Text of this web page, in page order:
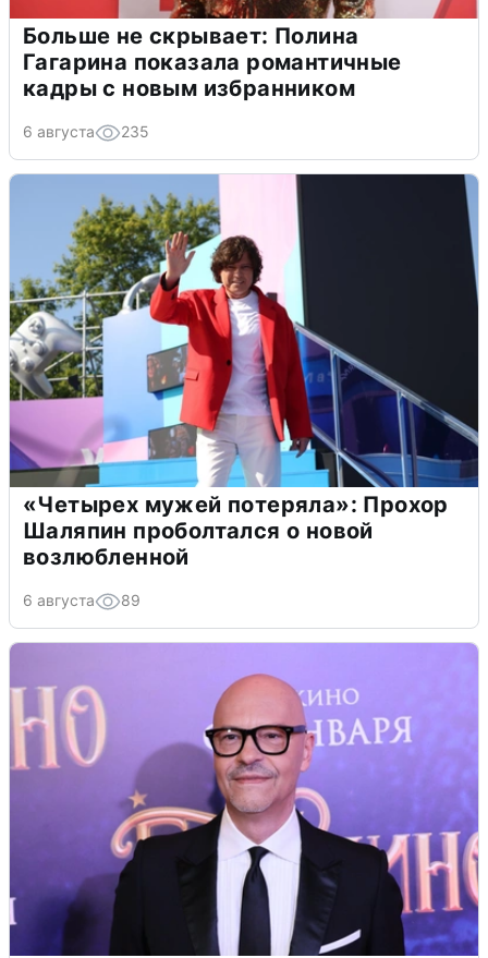
Больше не скрывает: Полина
Гагарина показала романтичные
кадры с новым избранником
6 августа 235
«Четырех мужей потеряла»: Прохор
Шаляпин проболтался о новой
возлюбленной
6 августа 89